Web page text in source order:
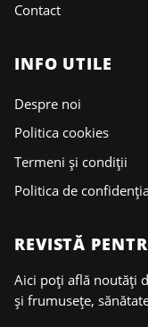
Contact
INFO UTILE
Despre noi
Politica cookies
Termeni și condiții
Politica de
REVISTĂ
Aici poți află noutăți
și frumusețe,